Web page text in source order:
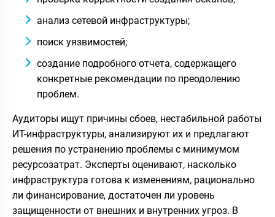
анализ сетевой инфраструктуры;
поиск уязвимостей;
создание подробного отчета, содержащего
конкретные рекомендации по преодолению
проблем.
Аудиторы ищут причины сбоев, нестабильной работы
ИТ-инфраструктуры, анализируют их и предлагают
решения по устранению проблемы с минимумом
ресурсозатрат. Эксперты оценивают, насколько
инфраструктура готова к изменениям, рационально
ли финансирование, достаточен ли уровень
защищенности от внешних и внутренних угроз. В